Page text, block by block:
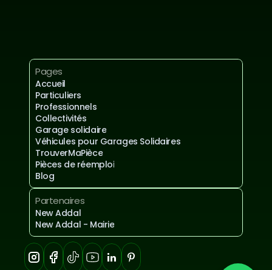
Pages
Accueil
Particuliers
Professionnels
Collectivités
Garage solidaire
Véhicules pour Garages Solidaires
TrouverMaPièce
Pièces de réemploi
Blog
Partenaires
New Addal
New Addal - Mairie
Mentions légales et confidentialités